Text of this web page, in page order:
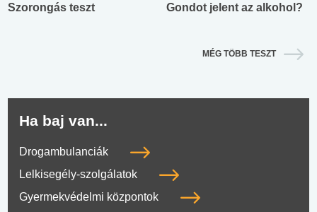
Szorongás teszt Gondot jelent az alkohol?
MÉG TÖBB TESZT
Ha baj van...
Drogambulanciák
Lelkisegély-szolgálatok
Gyermekvédelmi központok